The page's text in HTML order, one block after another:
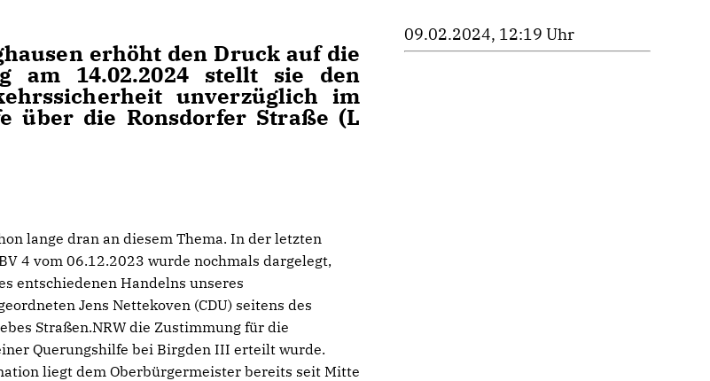
erhöht den Druck auf die
am 14.02.2024 stellt sie den
unverzüglich im
über die Ronsdorfer Straße (L
lange dran an diesem Thema. In der letzten
4 vom 06.12.2023 wurde nochmals dargelegt,
entschiedenen Handelns unseres
Jens Nettekoven (CDU) seitens des
Straßen.NRW die Zustimmung für die
Querungshilfe bei Birgden III erteilt wurde.
liegt dem Oberbürgermeister bereits seit Mitte
09.02.2024, 12:19 Uhr